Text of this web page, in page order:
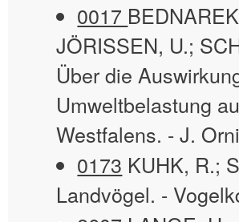
0017
JÖRISSEN, U.;
Über die
Umweltbelastung
Westfalens. - J.
0173 KUHK, R.;
Landvögel. -